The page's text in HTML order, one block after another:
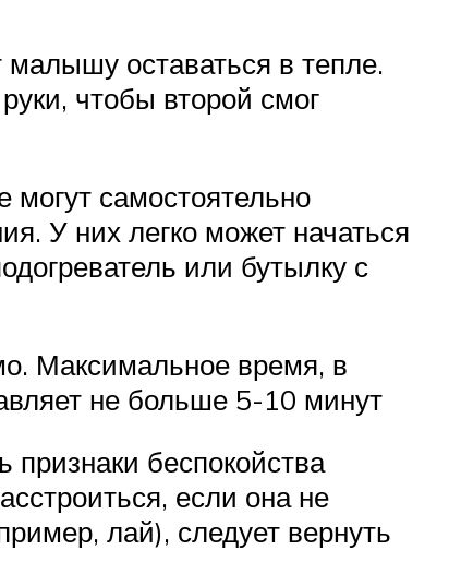
малышу оставаться в тепле.
чтобы второй смог
самостоятельно
У них легко может начаться
или бутылку с
Максимальное время, в
не больше 5-10 минут
признаки беспокойства
если она не
лай), следует вернуть